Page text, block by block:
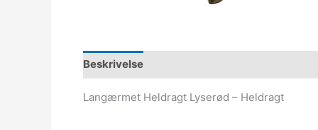
Beskrivelse
Langærmet Heldragt Lyserød – Heldragt